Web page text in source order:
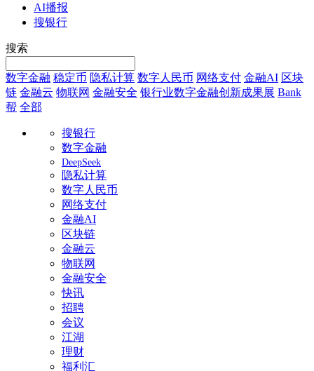
AI播报
搜银行
搜索
数字金融 稳定币 隐私计算 数字人民币 网络支付 金融AI 区块
链 金融云 物联网 金融安全 银行业数字金融创新成果展 Bank
帮 全部
搜银行
数字金融
DeepSeek
隐私计算
数字人民币
网络支付
金融AI
区块链
金融云
物联网
金融安全
快讯
招聘
会议
江湖
理财
福利汇